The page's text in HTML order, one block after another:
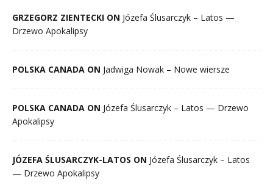
GRZEGORZ ZIENTECKI ON Józefa Ślusarczyk – Latos —
Drzewo Apokalipsy
POLSKA CANADA ON Jadwiga Nowak – Nowe wiersze
POLSKA CANADA ON Józefa Ślusarczyk – Latos — Drzewo
Apokalipsy
JÓZEFA ŚLUSARCZYK-LATOS ON Józefa Ślusarczyk – Latos
— Drzewo Apokalipsy